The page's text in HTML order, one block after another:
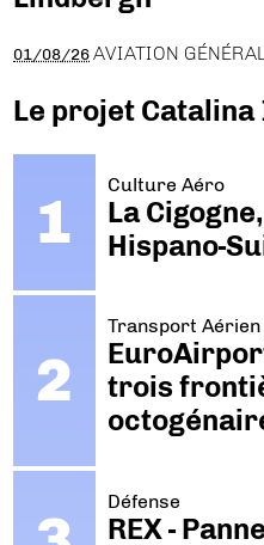
01/08/26 AVIATION
Le projet
Culture Aéro
La
Hispano-
Transport Aérien
trois
Défense
REX -